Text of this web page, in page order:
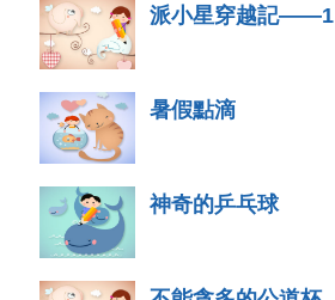
派小星穿越記——1
暑假點滴
神奇的乒乓球